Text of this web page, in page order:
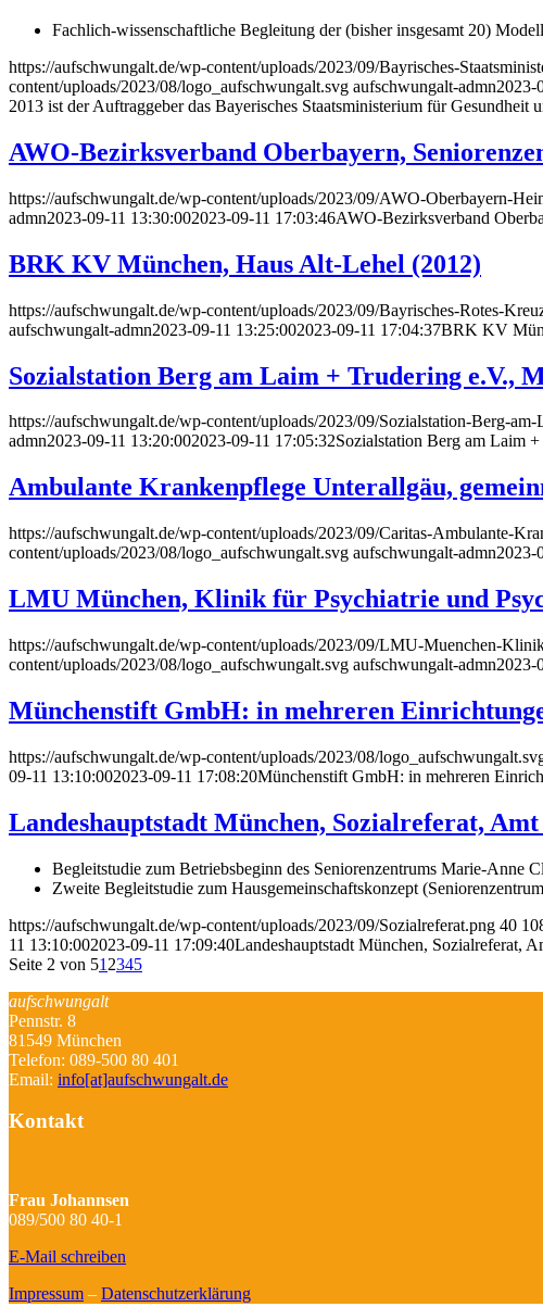
Fachlich-wissenschaftliche Begleitung der (bisher insgesamt 20)
https://aufschwungalt.de/wp-content/uploads/2023/09/Bayrisches-
content/uploads/2023/08/logo_aufschwungalt.svg aufschwungalt-admn2023-
2013 ist der Auftraggeber das Bayerisches Staatsministerium für Gesundheit
AWO-Bezirksverband Oberbayern,
https://aufschwungalt.de/wp-content/uploads/2023/09/AWO-Oberbayern-
admn2023-09-11 13:30:002023-09-11 17:03:46AWO-Bezirksverband
BRK KV München, Haus Alt-Lehel (2012)
https://aufschwungalt.de/wp-content/uploads/2023/09/Bayrisches-Rotes-
aufschwungalt-admn2023-09-11 13:25:002023-09-11 17:04:37BRK KV
Sozialstation Berg am Laim + Trudering e.V.,
https://aufschwungalt.de/wp-content/uploads/2023/09/Sozialstation-Berg-
admn2023-09-11 13:20:002023-09-11 17:05:32Sozialstation Berg am Laim
Ambulante Krankenpflege Unterallgäu,
https://aufschwungalt.de/wp-content/uploads/2023/09/Caritas-Ambulante-
content/uploads/2023/08/logo_aufschwungalt.svg aufschwungalt-admn2023-
LMU München, Klinik für Psychiatrie und
https://aufschwungalt.de/wp-content/uploads/2023/09/LMU-Muenchen-
content/uploads/2023/08/logo_aufschwungalt.svg aufschwungalt-admn2023-
Münchenstift GmbH: in mehreren
https://aufschwungalt.de/wp-content/uploads/2023/08/
09-11 13:10:002023-09-11 17:08:20Münchenstift GmbH: in mehreren
Landeshauptstadt München, Sozialreferat,
Begleitstudie zum Betriebsbeginn des Seniorenzentrums Marie-Anne
Zweite Begleitstudie zum Hausgemeinschaftskonzept
https://aufschwungalt.de/wp-content/uploads/2023/09/Sozialreferat.png 40
11 13:10:002023-09-11 17:09:40Landeshauptstadt München, Sozialreferat,
Seite 2 von 51 2345
aufschwungalt
Pennstr. 8
81549 München
Telefon: 089-500 80 401
Email: info[at]aufschwungalt.de
Kontakt
Frau Johannsen
089/500 80 40-1
E-Mail schreiben
Impressum – Datenschutzerklärung